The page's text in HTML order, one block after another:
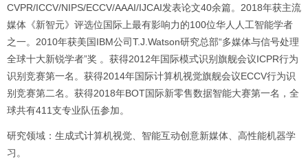
CVPR/ICCV/NIPS/ECCV/AAAI/IJCAI发表论文40余篇。2018年获主流
媒体《新智元》评选位国际上最有影响力的100位华人人工智能学者
之一。2010年获美国IBM公司T.J.Watson研究总部“多媒体与信号处理
全球十大新锐学者”奖 。获得2012年国际模式识别旗舰会议ICPR行为
识别竞赛第一名。获得2014年国际计算机视觉旗舰会议ECCV行为识
别竞赛第二名。获得2018年BOT国际新零售数据智能大赛第一名，全
球共有411支专业队伍参加。
研究领域：生成式计算机视觉、智能互动创意新媒体、高性能机器学
习。